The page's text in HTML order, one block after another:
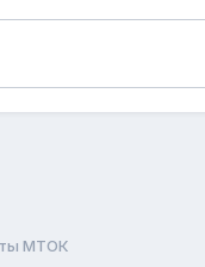
МТОК